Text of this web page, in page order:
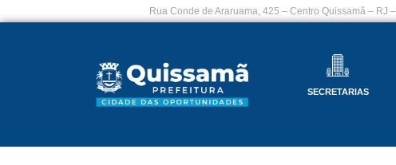
Rua Conde de Araruama, 425 – Centro Quissamã – RJ
SECRETARIAS